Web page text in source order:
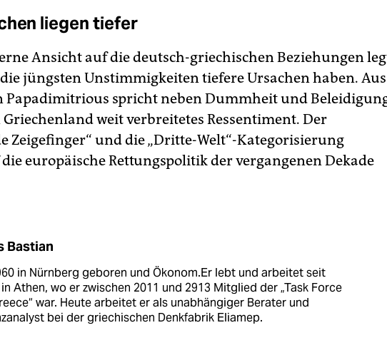
liegen tiefer
Ansicht auf die deutsch-griechischen Beziehungen
jüngsten Unstimmigkeiten tiefere Ursachen haben. Aus
Papadimitrious spricht neben Dummheit und
weit verbreitetes Ressentiment. Der
Zeigefinger“ und die „Dritte-Welt“-Kategorisierung
europäische Rettungspolitik der vergangenen Dekade
Bastian
in Nürnberg geboren und Ökonom.Er lebt und arbeitet seit
Athen, wo er zwischen 2011 und 2913 Mitglied der „Task Force
war. Heute arbeitet er als un­abhängiger Berater und
bei der griechischen Denkfabrik Eliamep.